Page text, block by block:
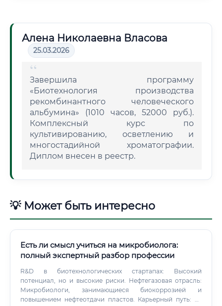
Алена Николаевна Власова
25.03.2026
Завершила программу
«Биотехнология производства
рекомбинантного человеческого
альбумина» (1010 часов, 52000 руб.).
Комплексный курс по
культивированию, осветлению и
многостадийной хроматографии.
Диплом внесен в реестр.
💡 Может быть интересно
Есть ли смысл учиться на микробиолога:
полный экспертный разбор профессии
R&D в биотехнологических стартапах: Высокий
потенциал, но и высокие риски. Нефтегазовая отрасль:
Микробиологи, занимающиеся биокоррозией и
повышением нефтеотдачи пластов. Карьерный путь: от